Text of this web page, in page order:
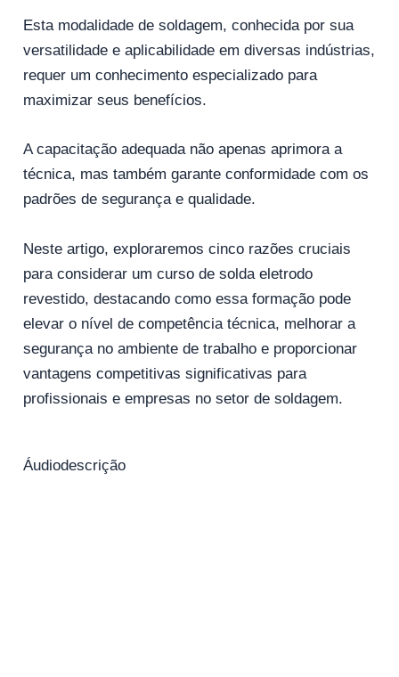
Esta modalidade de soldagem, conhecida por sua
versatilidade e aplicabilidade em diversas indústrias,
requer um conhecimento especializado para
maximizar seus benefícios.
A capacitação adequada não apenas aprimora a
técnica, mas também garante conformidade com os
padrões de segurança e qualidade.
Neste artigo, exploraremos cinco razões cruciais
para considerar um curso de solda eletrodo
revestido, destacando como essa formação pode
elevar o nível de competência técnica, melhorar a
segurança no ambiente de trabalho e proporcionar
vantagens competitivas significativas para
profissionais e empresas no setor de soldagem.
Áudiodescrição